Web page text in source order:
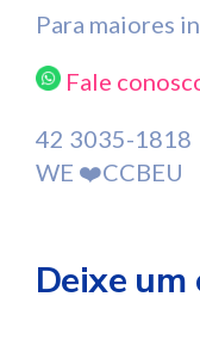
Para maiores
Fale
42 3035-1818
WE ❤️CCBEU
Deixe